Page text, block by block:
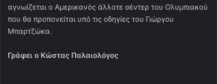
αγνωίζεται ο Αμερικανός άλλοτε σέντερ του Ολυμπιακού
που θα προπονείται υπό τις οδηγίες του Γιώργου
Μπαρτζώκα.
Γράφει ο Κώστας Παλαιολόγος